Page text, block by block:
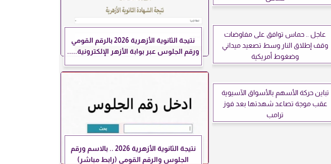
عاجل .. حماس توافق على مفاوضات
وقف إطلاق النار وسط تصعيد ميداني
وضغوط أمريكية
تباين حركة الأسهم بالأسواق الآسيوية
عقب موجة تصاعد شهدتها بعد فوز
ترامب
نتيجة الثانوية الأزهرية 2026 بالرقم القومي
ورقم الجلوس عبر بوابة الأزهر الإلكترونية.....
نتيجة الثانوية الأزهرية 2026 .. بالاسم ورقم
الجلوس والرقم القومي (رابط مباشر)